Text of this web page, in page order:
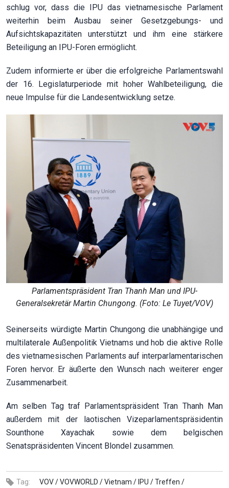
schlug vor, dass die IPU das vietnamesische Parlament
weiterhin beim Ausbau seiner Gesetzgebungs- und
Aufsichtskapazitäten unterstützt und ihm eine stärkere
Beteiligung an IPU-Foren ermöglicht.
Zudem informierte er über die erfolgreiche Parlamentswahl
der 16. Legislaturperiode mit hoher Wahlbeteiligung, die
neue Impulse für die Landesentwicklung setze.
Parlamentspräsident Tran Thanh Man und IPU-
Generalsekretär Martin Chungong. (Foto: Le Tuyet/VOV)
Seinerseits würdigte Martin Chungong die unabhängige und
multilaterale Außenpolitik Vietnams und hob die aktive Rolle
des vietnamesischen Parlaments auf interparlamentarischen
Foren hervor. Er äußerte den Wunsch nach weiterer enger
Zusammenarbeit.
Am selben Tag traf Parlamentspräsident Tran Thanh Man
außerdem mit der laotischen Vizeparlamentspräsidentin
Sounthone Xayachak sowie dem belgischen
Senatspräsidenten Vincent Blondel zusammen.
Tag: VOV /VOVWORLD /Vietnam / IPU /Treffen /